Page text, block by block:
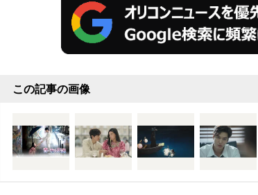
この記事の画像